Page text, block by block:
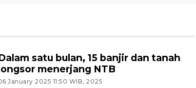
satu bulan, 15 banjir dan tanah
menerjang NTB
January 2025 11:50 WIB, 2025